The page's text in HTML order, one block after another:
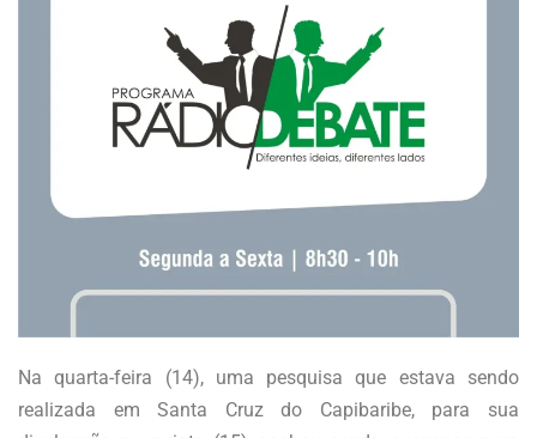
Na quarta-feira (14), uma pesquisa que estava sendo
realizada em Santa Cruz do Capibaribe, para sua